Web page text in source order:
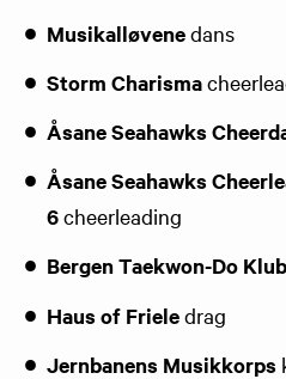
Musikalløvenedans
Storm Charisma
Åsane Seahawks
Åsane Seahawks
6cheerleading
Bergen Taekwon-Do
Haus of Frieledrag
Jernbanens Musikkorps